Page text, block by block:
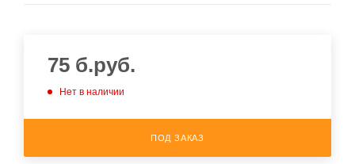
75 б.руб.
Нет в наличии
ПОД ЗАКАЗ